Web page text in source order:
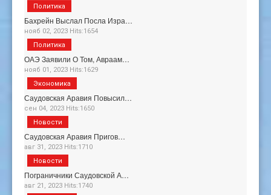
Бахрейн Выслал Посла Изра…
нояб 02, 2023 Hits:1654
Политика
ОАЭ Заявили О Том, Авраам…
нояб 01, 2023 Hits:1629
Политика
Саудовская Аравия Повысил…
сен 04, 2023 Hits:1650
Экономика
Саудовская Аравия Пригов…
авг 31, 2023 Hits:1710
Новости
Пограничники Саудовской А…
авг 21, 2023 Hits:1740
Новости